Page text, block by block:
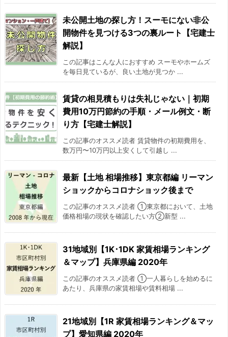
未公開土地の探し方！スーモにない非公
開物件を見つける3つの裏ルート【宅建士
解説】
この記事はこんな人におすすめ スーモやホームズ
を毎日見ているが、良い土地が見つか ...
賃貸の相見積もりは失礼じゃない｜初期
費用10万円節約の手順・メール例文・断
り方【宅建士解説】
この記事のオススメ読者 賃貸物件の初期費用を、
数万円〜10万円以上安くして引越し ...
最新【土地 相場推移】東京都編 リーマン
ショックからコロナショック後まで
この記事のオススメ読者 ①東京都において、土地
価格相場の現状を確認したい方②新型 ...
31地域別【1K･1DK 家賃相場ランキング
＆マップ】兵庫県編 2020年
この記事のオススメ読者 ①一人暮らしを始めるに
あたり、兵庫県の家賃相場や賃料相場 ...
21地域別【1R 家賃相場ランキング＆マッ
プ】愛知県編 2020年